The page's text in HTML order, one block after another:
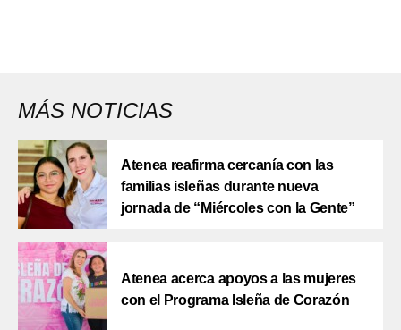
MÁS NOTICIAS
Atenea reafirma cercanía con las
familias isleñas durante nueva
jornada de “Miércoles con la Gente”
Atenea acerca apoyos a las mujeres
con el Programa Isleña de Corazón